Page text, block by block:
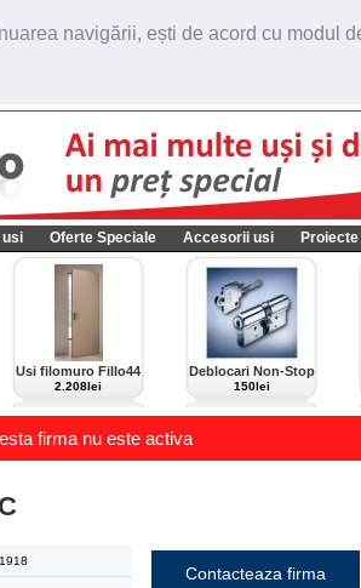
navigării, ești de acord cu modul
usi Oferte Speciale Accesorii usi
Usi filomuro Fillo44
import Italia
2.208lei
Deblocari Non-Stop
150lei
firma nu este activa
Contacteaza firma